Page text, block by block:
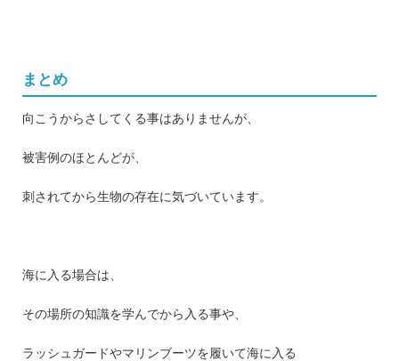
まとめ
向こうからさしてくる事はありませんが、
被害例のほとんどが、
刺されてから生物の存在に気づいています。
海に入る場合は、
その場所の知識を学んでから入る事や、
ラッシュガードやマリンブーツを履いて海に入る